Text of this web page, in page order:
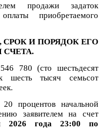
продажи задаток
приобретаемого
СРОК И ПОРЯДОК ЕГО
СЧЕТА.
780 (сто шестьдесят
шесть тысяч семьсот
20 процентов начальной
заявителем на счет
2026 года 23:00 по